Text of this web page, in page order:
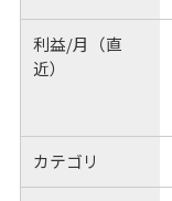
利益/月（直
近）
カテゴリ